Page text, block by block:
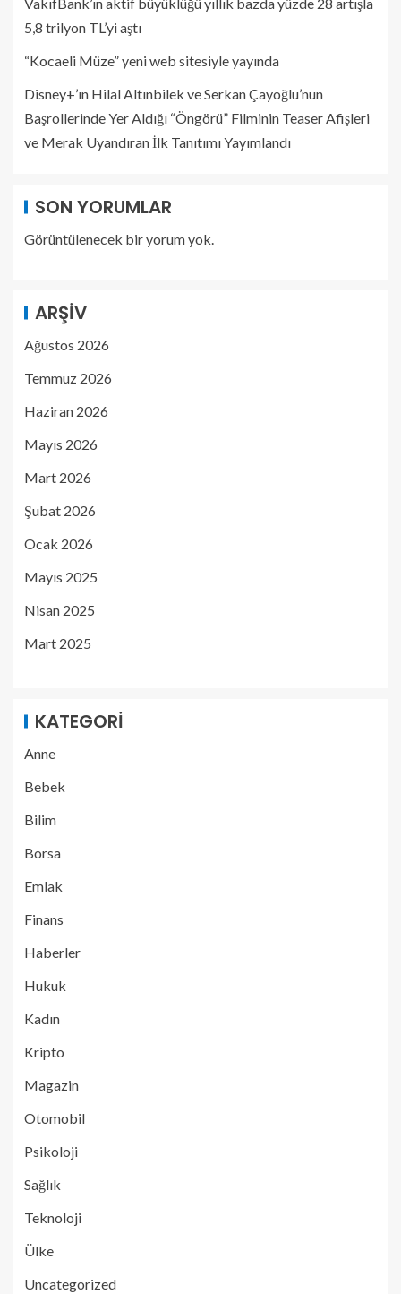
5,8 trilyon TL’yi aştı
“Kocaeli Müze” yeni web sitesiyle yayında
Disney+’ın Hilal Altınbilek ve Serkan Çayoğlu’nun
Başrollerinde Yer Aldığı “Öngörü” Filminin Teaser Afişleri
ve Merak Uyandıran İlk Tanıtımı Yayımlandı
SON YORUMLAR
Görüntülenecek bir yorum yok.
ARŞIV
Ağustos 2026
Temmuz 2026
Haziran 2026
Mayıs 2026
Mart 2026
Şubat 2026
Ocak 2026
Mayıs 2025
Nisan 2025
Mart 2025
KATEGORI
Anne
Bebek
Bilim
Borsa
Emlak
Finans
Haberler
Hukuk
Kadın
Kripto
Magazin
Otomobil
Psikoloji
Sağlık
Teknoloji
Ülke
Uncategorized